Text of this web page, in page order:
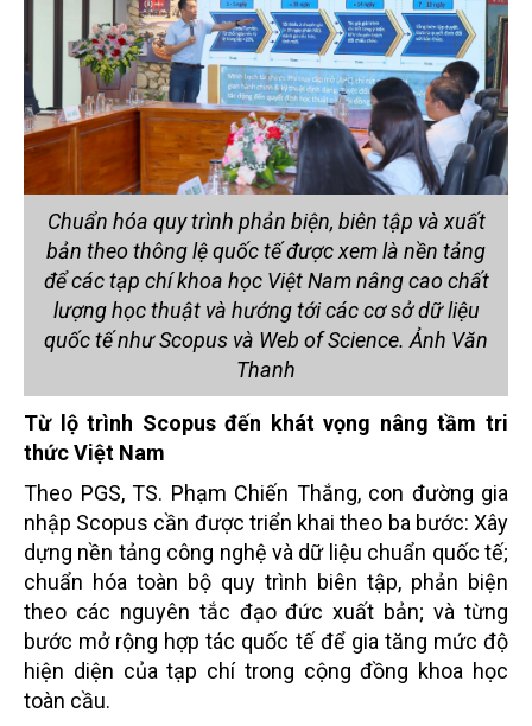
Chuẩn hóa quy trình phản biện, biên tập và xuất
bản theo thông lệ quốc tế được xem là nền tảng
để các tạp chí khoa học Việt Nam nâng cao chất
lượng học thuật và hướng tới các cơ sở dữ liệu
quốc tế như Scopus và Web of Science. Ảnh Văn
Thanh
Từ lộ trình Scopus đến khát vọng nâng tầm tri
thức Việt Nam
Theo PGS, TS. Phạm Chiến Thắng, con đường gia
nhập Scopus cần được triển khai theo ba bước: Xây
dựng nền tảng công nghệ và dữ liệu chuẩn quốc tế;
chuẩn hóa toàn bộ quy trình biên tập, phản biện
theo các nguyên tắc đạo đức xuất bản; và từng
bước mở rộng hợp tác quốc tế để gia tăng mức độ
hiện diện của tạp chí trong cộng đồng khoa học
toàn cầu.